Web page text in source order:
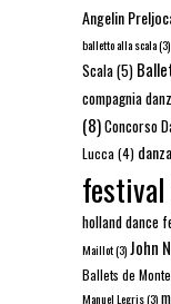
Angelin
balletto alla scala(3)
Scala(5)
compagnia
(8)Concorso
Lucca (4)
festival
holland dance
Maillot(3)John
Ballets de
Manuel Legris(3)